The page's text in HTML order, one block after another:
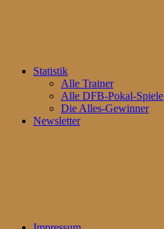
Statistik
Alle Trainer
Alle DFB-Pokal-Spiele
Die Alles-Gewinner
Newsletter